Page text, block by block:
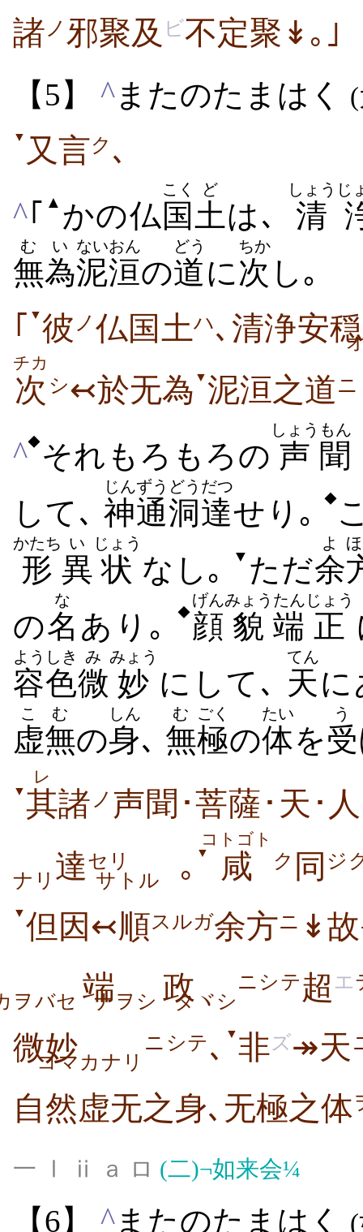
諸 ノ 邪聚及 ビ不定聚↡｡｣
【5】 ^またのたまはく
▼ 又言ク ､
^｢ ▲ かの仏国
こく
土
ど
は､ 清
しょうじ
無為
むい
泥
ない
洹
おん
の道
どう
に次
ちか
し｡
｢ ▼彼 ノ 仏国土ハ､清浄安穏
次
チカ
シ↢於无為 ▼泥洹之道ニ
^◆ それもろもろの 声
しょう
聞
もん
して､ 神通
じんずう
洞達
どうだつ
せり｡ ◆
形
かたち
異
い
状
じょう
なし｡ ▼ ただ余
よ
の名
な
あり｡ ◆ 顔
げん
貌
みょう
端
たん
正
じょう
容色
ようしき
微
み
妙
みょう
にして､ 天
てん
に
虚無
こむ
の身
しん
､ 無
む
極
ごく
の体
たい
を受
う
▼其
レ
諸 ノ 声聞･菩薩･天･
ナリ 達セリ
サトル ｡ ▼ 咸
コトゴト
ク 同 ジ
▼但因↢順スルガ余方ニ ↡故
ヲバセ 端
ナヲシ 政
タヾシ
ニシテ超 エ
微妙
コマカナリ
ニシテ ､ ▼非ズ↠天
自然虚无之身､无極之体
一 Ⅰ ⅱ ａ ロ (二)¬如来会¼
【6】 ^またのたまはく